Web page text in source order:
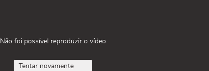
Não foi possível reproduzir o vídeo
Tentar novamente